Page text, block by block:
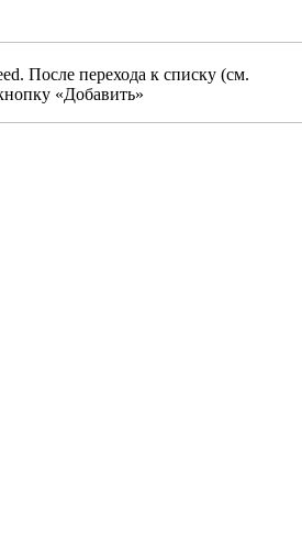
После перехода к списку (см.
«Добавить»